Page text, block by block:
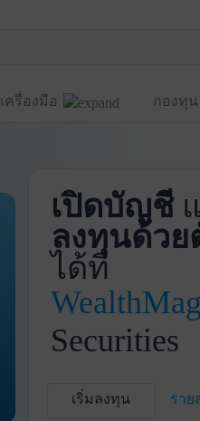
เครื่องมือ กองทุน
เปิดบัญชี
ลงทุนด้วย
ได้ที่
Securities
เริ่มลงทุน ราย